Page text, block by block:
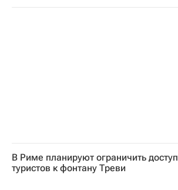
Т Плюс
В Риме планируют ограничить доступ
туристов к фонтану Треви